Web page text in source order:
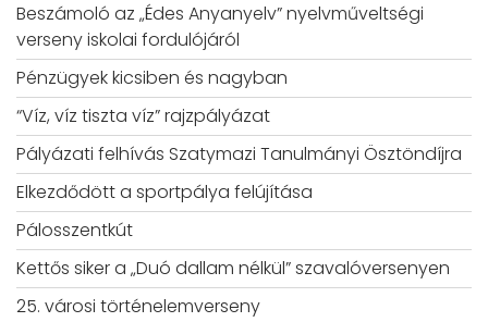
Beszámoló az „Édes Anyanyelv” nyelvműveltségi
verseny iskolai fordulójáról
Pénzügyek kicsiben és nagyban
“Víz, víz tiszta víz” rajzpályázat
Pályázati felhívás Szatymazi Tanulmányi Ösztöndíjra
Elkezdődött a sportpálya felújítása
Pálosszentkút
Kettős siker a „Duó dallam nélkül” szavalóversenyen
25. városi történelemverseny